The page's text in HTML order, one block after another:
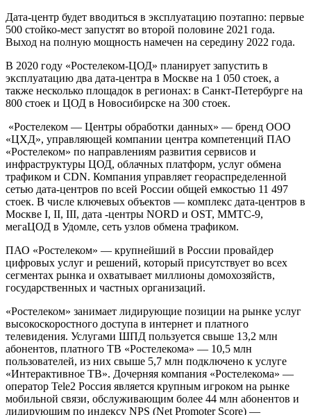
Дата-центр будет вводиться в эксплуатацию поэтапно: первые
500 стойко-мест запустят во второй половине 2021 года.
Выход на полную мощность намечен на середину 2022 года.
В 2020 году «Ростелеком-ЦОД» планирует запустить в
эксплуатацию два дата-центра в Москве на 1 050 стоек, а
также несколько площадок в регионах: в Санкт-Петербурге на
800 стоек и ЦОД в Новосибирске на 300 стоек.
«Ростелеком — Центры обработки данных» — бренд ООО
«ЦХД», управляющей компании центра компетенций ПАО
«Ростелеком» по направлениям развития сервисов и
инфраструктуры ЦОД, облачных платформ, услуг обмена
трафиком и CDN. Компания управляет геораспределенной
сетью дата-центров по всей России общей емкостью 11 497
стоек. В числе ключевых объектов — комплекс дата-центров в
Москве I, II, III, дата -центры NORD и OST, ММТС-9,
мегаЦОД в Удомле, сеть узлов обмена трафиком.
ПАО «Ростелеком» — крупнейший в России провайдер
цифровых услуг и решений, который присутствует во всех
сегментах рынка и охватывает миллионы домохозяйств,
государственных и частных организаций.
«Ростелеком» занимает лидирующие позиции на рынке услуг
высокоскоростного доступа в интернет и платного
телевидения. Услугами ШПД пользуется свыше 13,2 млн
абонентов, платного ТВ «Ростелекома» — 10,5 млн
пользователей, из них свыше 5,7 млн подключено к услуге
«Интерактивное ТВ». Дочерняя компания «Ростелекома» —
оператор Tele2 Россия является крупным игроком на рынке
мобильной связи, обслуживающим более 44 млн абонентов и
лидирующим по индексу NPS (Net Promoter Score) —